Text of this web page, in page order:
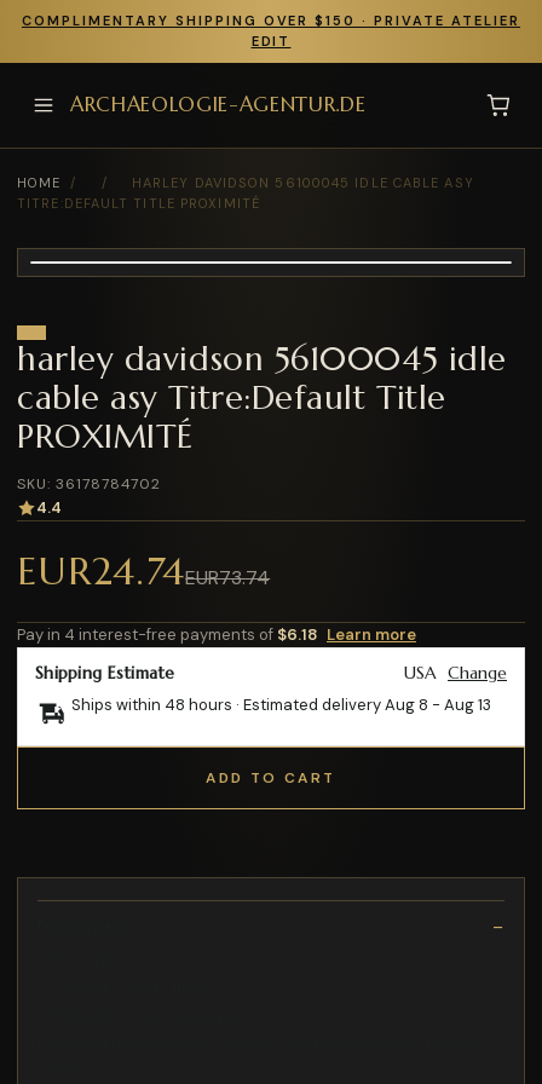
COMPLIMENTARY SHIPPING OVER $150 · PRIVATE ATELIER
EDIT
ARCHAEOLOGIE-AGENTUR.DE
HOME / /
HARLEY DAVIDSON 56100045 IDLE CABLE ASY
TITRE:DEFAULT TITLE PROXIMITÉ
harley davidson 56100045 idle
cable asy Titre:Default Title
PROXIMITÉ
SKU: 36178784702
4.4
EUR24.74EUR73.74
Pay in 4 interest-free payments of $6.18 Learn more
Shipping Estimate USA Change
Ships within 48 hours · Estimated deliveryAug 8 - Aug 13
ADD TO CART